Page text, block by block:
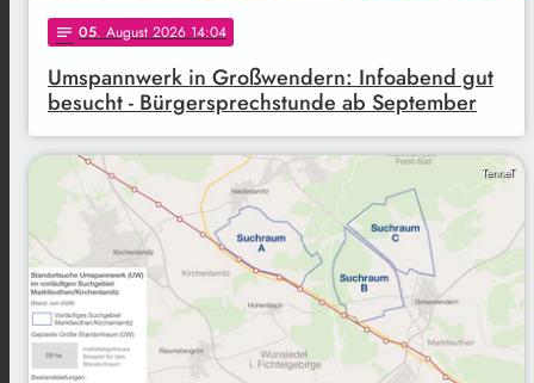
notes 05. August 2026 14:04
Umspannwerk in Großwendern: Infoabend gut
besucht - Bürgersprechstunde ab September
TenneT